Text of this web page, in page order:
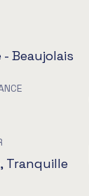
- Beaujolais
Tranquille